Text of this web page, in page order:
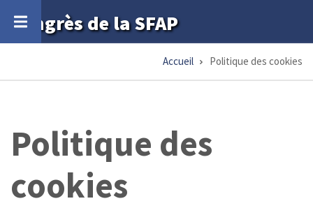
contenu
Congrès de la SFAP
Accueil Politique des cookies
Politique des
cookies